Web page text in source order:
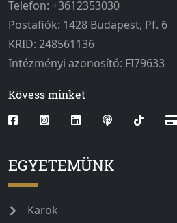
Telefon: +3612353030
Postafiók: 1428 Budapest, Pf. 6
KRID: 248561136
Intézményi azonosító: FI79633
Kövess minket
EGYETEMÜNK
Karok